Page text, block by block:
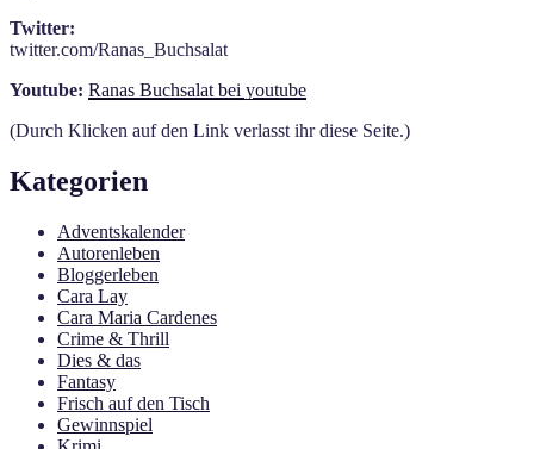
Twitter:
twitter.com/Ranas_Buchsalat
Youtube: Ranas Buchsalat bei youtube
(Durch Klicken auf den Link verlasst ihr diese Seite.)
Kategorien
Adventskalender
Autorenleben
Bloggerleben
Cara Lay
Cara Maria Cardenes
Crime & Thrill
Dies & das
Fantasy
Frisch auf den Tisch
Gewinnspiel